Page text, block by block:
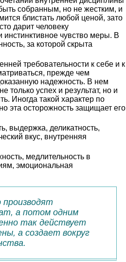
собранным, но не жестким, и
блистать любой ценой, зато
дарит человеку
инстинктивное чувство меры. В
за которой скрыта
требовательности к себе и к
прежде чем
надежность. В нем
только успех и результат, но и
Иногда такой характер по
эта осторожность защищает его
выдержка, деликатность,
вкус, внутренняя
медлительность в
эмоциональная
а потом одним
так действует
а создает вокруг